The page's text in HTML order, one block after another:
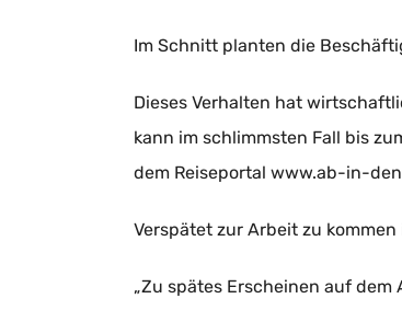
Im Schnitt planten die
Dieses Verhalten hat
kann im schlimmsten Fall bis
dem Reiseportal www.ab-in-
Verspätet zur Arbeit zu
„Zu spätes Erscheinen auf